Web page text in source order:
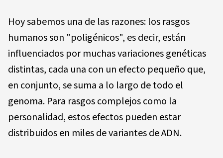
Hoy sabemos una de las razones: los rasgos
humanos son "poligénicos", es decir, están
influenciados por muchas variaciones genéticas
distintas, cada una con un efecto pequeño que,
en conjunto, se suma a lo largo de todo el
genoma. Para rasgos complejos como la
personalidad, estos efectos pueden estar
distribuidos en miles de variantes de ADN.